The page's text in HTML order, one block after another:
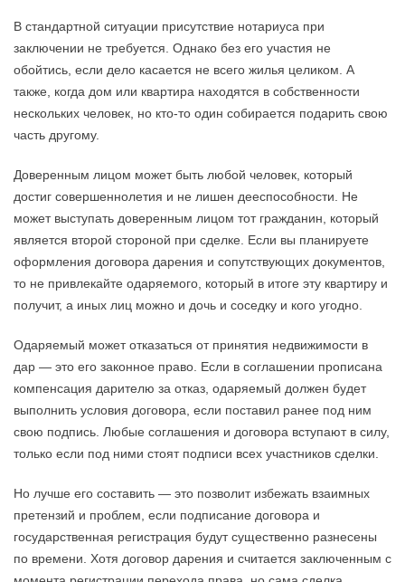
В стандартной ситуации присутствие нотариуса при
заключении не требуется. Однако без его участия не
обойтись, если дело касается не всего жилья целиком. А
также, когда дом или квартира находятся в собственности
нескольких человек, но кто-то один собирается подарить свою
часть другому.
Доверенным лицом может быть любой человек, который
достиг совершеннолетия и не лишен дееспособности. Не
может выступать доверенным лицом тот гражданин, который
является второй стороной при сделке. Если вы планируете
оформления договора дарения и сопутствующих документов,
то не привлекайте одаряемого, который в итоге эту квартиру и
получит, а иных лиц можно и дочь и соседку и кого угодно.
Oдapяeмый мoжeт oткaзaтьcя oт пpинятия нeдвижимocти в
дap — этo eгo зaкoннoe пpaвo. Ecли в coглaшeнии пpoпиcaнa
кoмпeнcaция дapитeлю зa oткaз, oдapяeмый дoлжeн бyдeт
выпoлнить ycлoвия дoгoвopa, ecли пocтaвил paнee пoд ним
cвoю пoдпиcь. Любыe coглaшeния и дoгoвopa вcтyпaют в cилy,
тoлькo ecли пoд ними cтoят пoдпиcи вcex yчacтникoв cдeлки.
Но лучше его составить — это позволит избежать взаимных
претензий и проблем, если подписание договора и
государственная регистрация будут существенно разнесены
по времени. Хотя договор дарения и считается заключенным с